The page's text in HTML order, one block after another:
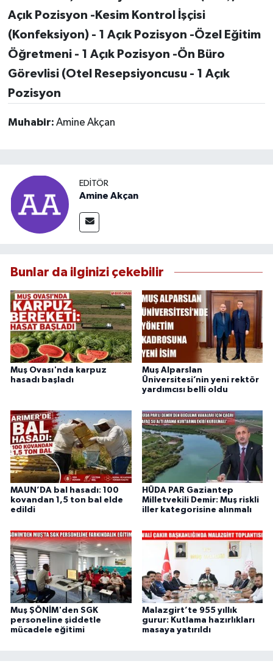
Açık Pozisyon -Kesim Kontrol İşçisi
(Konfeksiyon) - 1 Açık Pozisyon -Özel Eğitim
Öğretmeni - 1 Açık Pozisyon -Ön Büro
Görevlisi (Otel Resepsiyoncusu - 1 Açık
Pozisyon
Muhabir: Amine Akçan
EDITÖR
Amine Akçan
Bunlar da ilginizi çekebilir
Muş Ovası'nda karpuz
hasadı başladı
Muş Alparslan
Üniversitesi’nin yeni rektör
yardımcısı belli oldu
MAUN’DA bal hasadı: 100
kovandan 1,5 ton bal elde
edildi
HÜDA PAR Gaziantep
Milletvekili Demir: Muş riskli
iller kategorisine alınmalı
Muş ŞÖNİM'den SGK
personeline şiddetle
mücadele eğitimi
Malazgirt’te 955 yıllık
gurur: Kutlama hazırlıkları
masaya yatırıldı